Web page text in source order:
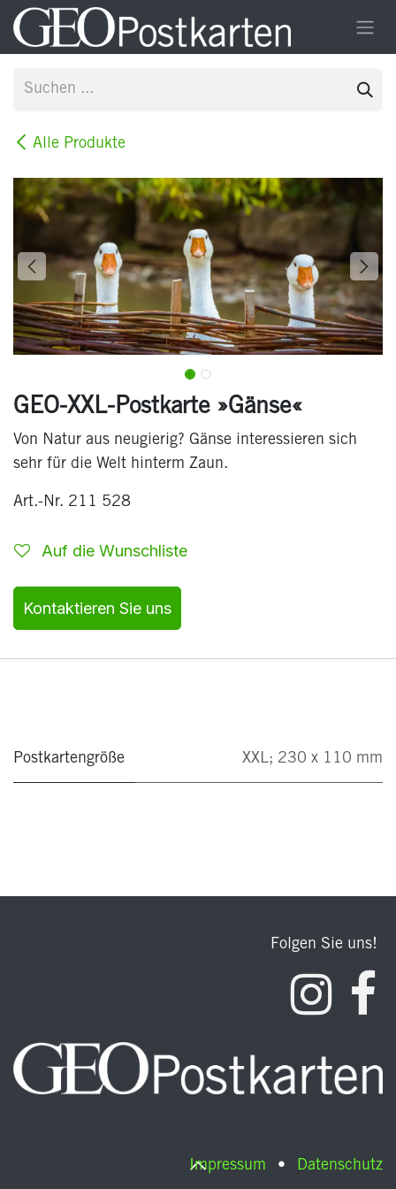
Zum Inhalt springen
Alle Produkte
GEO-XXL-Postkarte »Gänse«
Von Natur aus neugierig? Gänse interessieren sich
sehr für die Welt hinterm Zaun.
Art.-Nr. 211 528
Auf die Wunschliste
Kontaktieren Sie uns
Postkartengröße XXL; 230 x 110 mm
Folgen Sie uns!
Impressum • Datenschutz